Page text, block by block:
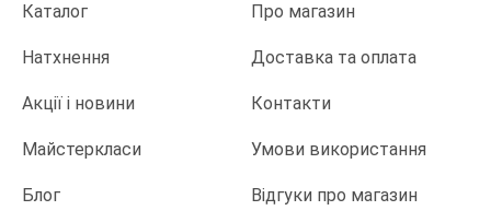
Каталог Про магазин
Натхнення Доставка та оплата
Акції і новини Контакти
Майстеркласи Умови використання
Блог Відгуки про магазин